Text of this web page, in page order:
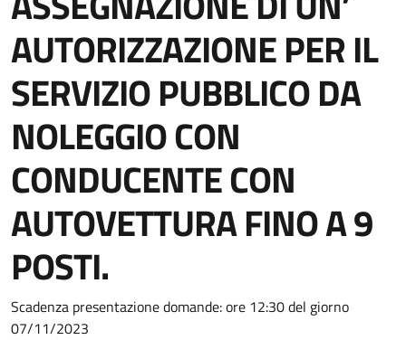
AUTORIZZAZIONE PER IL
SERVIZIO PUBBLICO DA
NOLEGGIO CON
CONDUCENTE CON
AUTOVETTURA FINO A 9
POSTI.
Dettagli dell'avviso:
Scadenza presentazione domande: ore 12:30 del giorno
07/11/2023